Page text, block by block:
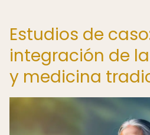
Estudios de
integración de
y medicina